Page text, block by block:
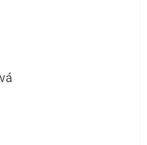
5 z 5 hvězdiček.
5 z 5 hvězdiček.